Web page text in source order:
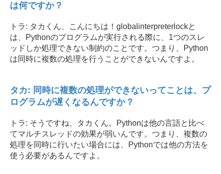
は何ですか？
トラ: タカくん、こんにちは！globalinterpreterlockと
は、Pythonのプログラムが実行される際に、1つのスレ
ッドしか処理できない制約のことです。つまり、Python
は同時に複数の処理を行うことができないんですよ。
タカ: 同時に複数の処理ができないってことは、プ
ログラムが遅くなるんですか？
トラ: そうですね、タカくん。Pythonは他の言語と比べ
てマルチスレッドの効果が弱いんです。つまり、複数の
処理を同時に行いたい場合には、Pythonでは他の方法を
使う必要があるんですよ。